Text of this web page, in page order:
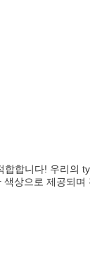
합니다! 우리의
상으로 제공되